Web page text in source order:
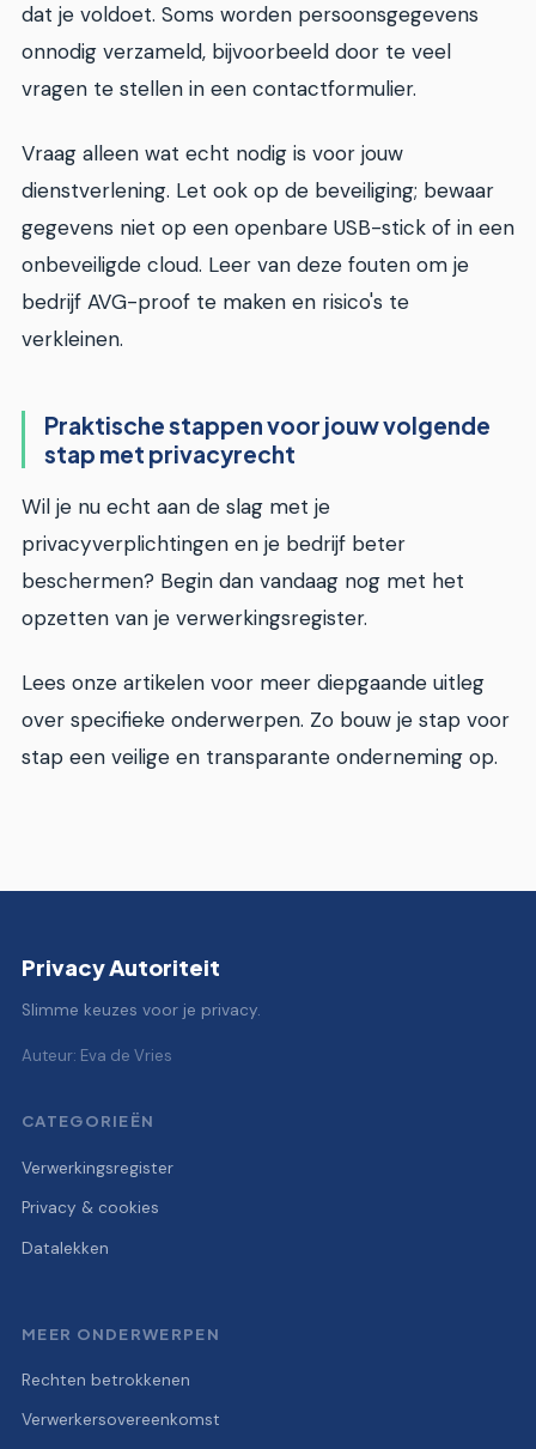
dat je voldoet. Soms worden persoonsgegevens
onnodig verzameld, bijvoorbeeld door te veel
vragen te stellen in een contactformulier.
Vraag alleen wat echt nodig is voor jouw
dienstverlening. Let ook op de beveiliging; bewaar
gegevens niet op een openbare USB-stick of in een
onbeveiligde cloud. Leer van deze fouten om je
bedrijf AVG-proof te maken en risico's te
verkleinen.
Praktische stappen voor jouw volgende
stap met privacyrecht
Wil je nu echt aan de slag met je
privacyverplichtingen en je bedrijf beter
beschermen? Begin dan vandaag nog met het
opzetten van je verwerkingsregister.
Lees onze artikelen voor meer diepgaande uitleg
over specifieke onderwerpen. Zo bouw je stap voor
stap een veilige en transparante onderneming op.
Privacy Autoriteit
Slimme keuzes voor je privacy.
Auteur: Eva de Vries
CATEGORIEËN
Verwerkingsregister
Privacy & cookies
Datalekken
MEER ONDERWERPEN
Rechten betrokkenen
Verwerkersovereenkomst